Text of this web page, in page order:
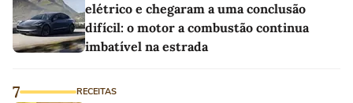
elétrico e chegaram a uma conclusão
difícil: o motor a combustão continua
imbatível na estrada
7 RECEITAS